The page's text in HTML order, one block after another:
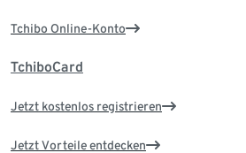
Tchibo Online-Konto
TchiboCard
Jetzt kostenlos registrieren
Jetzt Vorteile entdecken